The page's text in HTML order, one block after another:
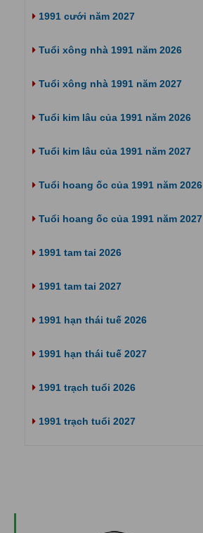
1991 cưới năm 2027
Tuổi xông nhà 1991 năm 2026
Tuổi xông nhà 1991 năm 2027
Tuổi kim lâu của 1991 năm 2026
Tuổi kim lâu của 1991 năm 2027
Tuổi hoang ốc của 1991 năm 2026
Tuổi hoang ốc của 1991 năm 2027
1991 tam tai 2026
1991 tam tai 2027
1991 hạn thái tuế 2026
1991 hạn thái tuế 2027
1991 trạch tuổi 2026
1991 trạch tuổi 2027